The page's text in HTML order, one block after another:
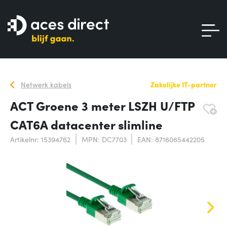
Netwerk kabels Zakelijke IT-partner
ACT Groene 3 meter LSZH U/FTP
CAT6A datacenter slimline
Artikelnr: 15394762 MPN: DC7703 EAN: 8716065442205